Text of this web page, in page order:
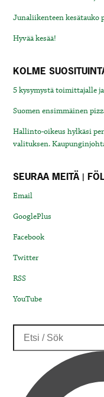
Junaliikenteen
Hyvää kesää!
KOLME
5 kysymystä toimittajalle
Suomen ensimmäinen
Hallinto-oikeus hylkäsi
valituksen.
SEURAA MEITÄ |
Email
GooglePlus
Facebook
Twitter
RSS
YouTube